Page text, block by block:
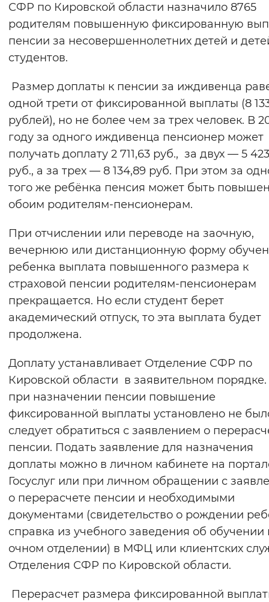
Включены Выключены
Звуковой ассистент
Вернуть стандартные настройки
СФР по Кировской области назначило 8765
родителям повышенную фиксированную
пенсии за несовершеннолетних детей и
студентов.
Размер доплаты к пенсии за иждивенца
одной трети от фиксированной выплаты (8
рублей), но не более чем за трех человек. В
году за одного иждивенца пенсионер может
получать доплату 2 711,63 руб., за двух — 5
руб., а за трех — 8 134,89 руб. При этом за
того же ребёнка пенсия может быть
обоим родителям-пенсионерам.
При отчислении или переводе на заочную,
вечернюю или дистанционную форму
ребенка выплата повышенного размера к
страховой пенсии родителям-пенсионерам
прекращается. Но если студент берет
академический отпуск, то эта выплата будет
продолжена.
Доплату устанавливает Отделение СФР по
Кировской области в заявительном
при назначении пенсии повышение
фиксированной выплаты установлено не
следует обратиться с заявлением о
пенсии. Подать заявление для назначения
доплаты можно в личном кабинете на
Госуслуг или при личном обращении с
о перерасчете пенсии и необходимыми
документами (свидетельство о рождении
справка из учебного заведения об обучении
очном отделении) в МФЦ или клиентских
Отделения СФР по Кировской области.
Перерасчет размера фиксированной